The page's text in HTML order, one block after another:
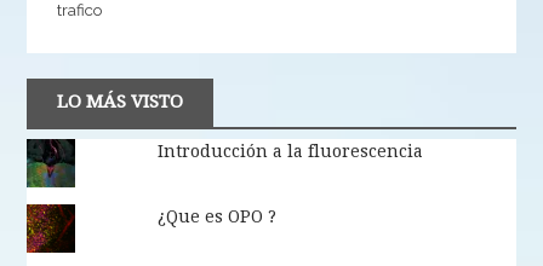
trafico
LO MÁS VISTO
Introducción a la fluorescencia
¿Que es OPO ?